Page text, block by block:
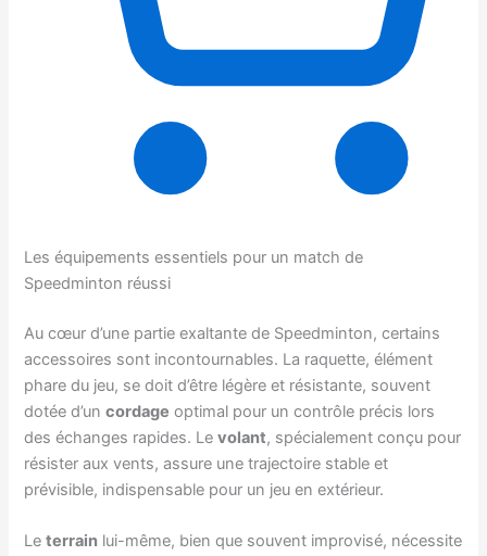
Les équipements essentiels pour un match de
Speedminton réussi
Au cœur d’une partie exaltante de Speedminton, certains
accessoires sont incontournables. La raquette, élément
phare du jeu, se doit d’être légère et résistante, souvent
dotée d’uncordage optimal pour un contrôle précis lors
des échanges rapides. Levolant, spécialement conçu pour
résister aux vents, assure une trajectoire stable et
prévisible, indispensable pour un jeu en extérieur.
Leterrain lui-même, bien que souvent improvisé, nécessite